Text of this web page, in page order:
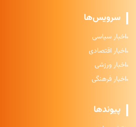
سرویس‌ها
اخبار سیاسی
اخبار اقتصادی
اخبار ورزشی
اخبار فرهنگی
پیوندها